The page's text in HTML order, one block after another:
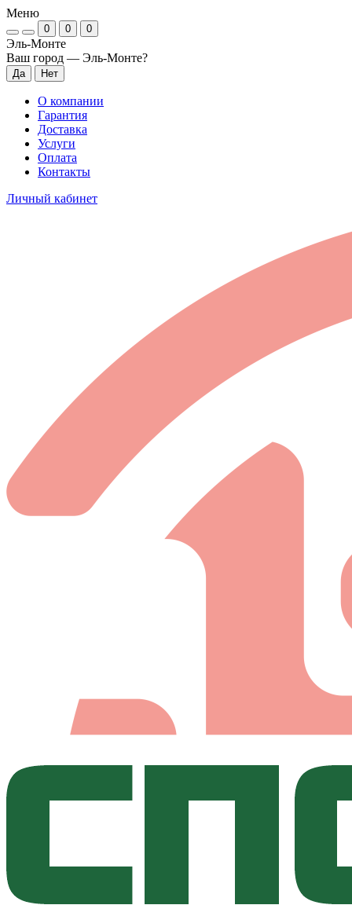
Меню
0 0 0
Эль-Монте
Ваш город — Эль-Монте?
О компании
Гарантия
Доставка
Услуги
Оплата
Контакты
Личный кабинет